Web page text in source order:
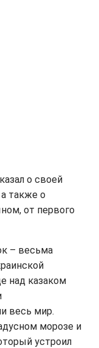
о своей
также о
от первого
– весьма
над казаком
весь мир.
морозе и
устроил